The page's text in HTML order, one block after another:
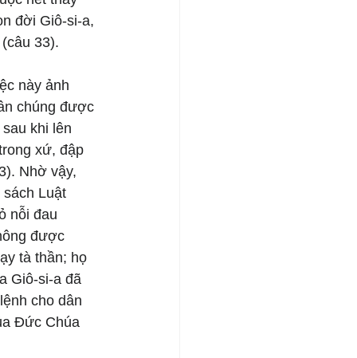
đời Giô-si-a,
33).
này ảnh
chúng được
khi lên
xứ, đập
Nhờ vậy,
Luật
nỗi đau
được
tà thần; họ
Giô-si-a đã
cho dân
Đức Chúa